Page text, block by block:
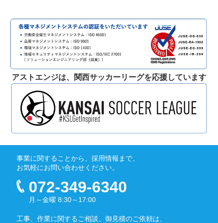
アストエンジは、関西サッカーリーグを応援しています
事業に関することから、採用情報まで、
お気軽にお問い合わせください。
072-349-6340
月～金曜 8:30～17:00
工事、作業に関するご相談、御見積のご依頼は、